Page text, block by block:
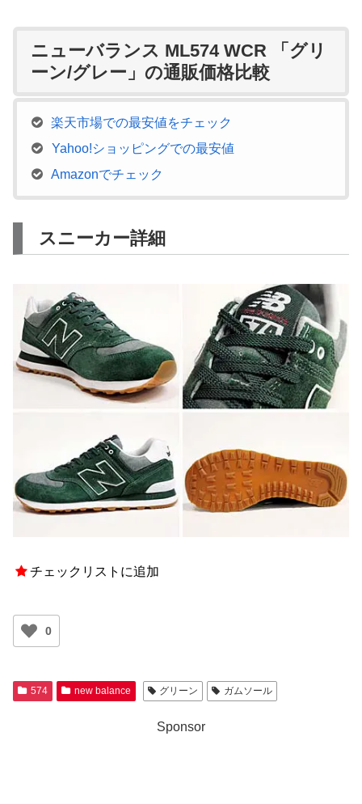
ニューバランス ML574 WCR 「グリ
ーン/グレー」の通販価格比較
楽天市場での最安値をチェック
Yahoo!ショッピングでの最安値
Amazonでチェック
スニーカー詳細
チェックリストに追加
0
574 new balance グリーン ガムソール
Sponsor